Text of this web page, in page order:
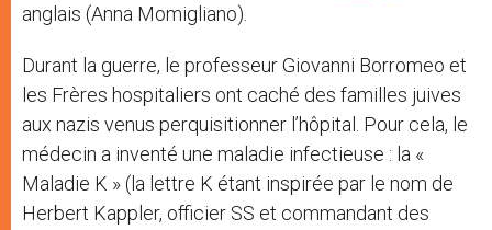
anglais (Anna Momigliano).
Durant la guerre, le professeur Giovanni Borromeo et
les Frères hospitaliers ont caché des familles juives
aux nazis venus perquisitionner l’hôpital. Pour cela, le
médecin a inventé une maladie infectieuse : la «
Maladie K » (la lettre K étant inspirée par le nom de
Herbert Kappler, officier SS et commandant des